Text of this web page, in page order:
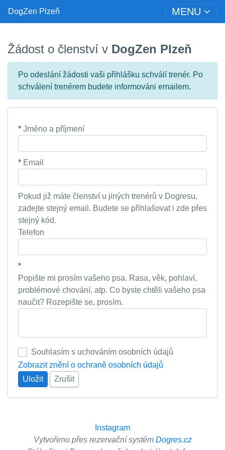
DogZen Plzeň MENU
Žádost o členství v DogZen Plzeň
Po odeslání žádosti vaši přihlášku schválí trenér. Po
schválení trenérem budete informováni emailem.
* Jméno a příjmení
* Email
Pokud již máte členství u jiných trenérů v Dogresu,
zadejte stejný email. Budete se přihlašovat i zde přes
stejný kód.
Telefon
*
Popište mi prosím vašeho psa. Rasa, věk, pohlaví,
problémové chování, atp. Co byste chtěli vašeho psa
naučit? Rozepište se, prosím.
Souhlasím s uchováním osobních údajů
Zobrazit znění o ochraně osobních údajů
Uložit
Zrušit
Instagram
Vytvořeno přes rezervační systém Dogres.cz